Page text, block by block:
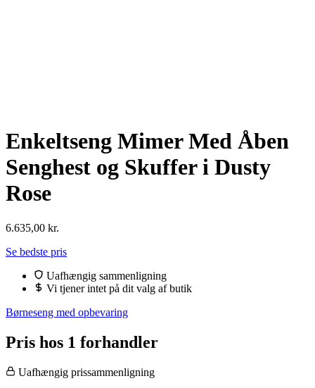
Enkeltseng Mimer Med Åben
Senghest og Skuffer i Dusty
Rose
6.635,00 kr.
Se bedste pris
Uafhængig sammenligning
Vi tjener intet på dit valg af butik
Børneseng med opbevaring
Pris hos 1 forhandler
Uafhængig prissammenligning